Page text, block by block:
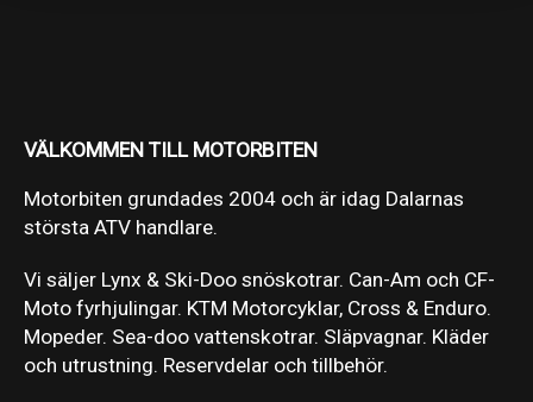
VÄLKOMMEN TILL MOTORBITEN
Motorbiten grundades 2004 och är idag Dalarnas
största ATV handlare.
Vi säljer Lynx & Ski-Doo snöskotrar. Can-Am och CF-
Moto fyrhjulingar. KTM Motorcyklar, Cross & Enduro.
Mopeder. Sea-doo vattenskotrar. Släpvagnar. Kläder
och utrustning. Reservdelar och tillbehör.